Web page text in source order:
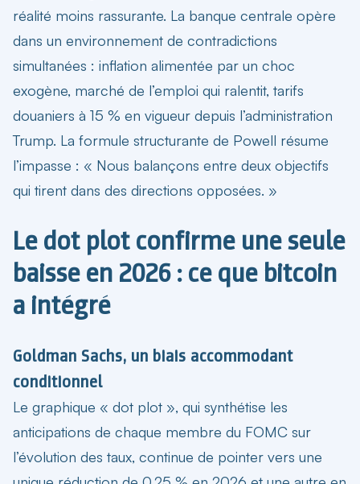
réalité moins rassurante. La banque centrale opère
dans un environnement de contradictions
simultanées : inflation alimentée par un choc
exogène, marché de l’emploi qui ralentit, tarifs
douaniers à 15 % en vigueur depuis l’administration
Trump. La formule structurante de Powell résume
l’impasse : « Nous balançons entre deux objectifs
qui tirent dans des directions opposées. »
Le dot plot confirme une seule
baisse en 2026 : ce que bitcoin
a intégré
Goldman Sachs, un biais accommodant
conditionnel
Le graphique « dot plot », qui synthétise les
anticipations de chaque membre du FOMC sur
l’évolution des taux, continue de pointer vers une